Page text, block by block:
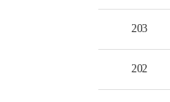
203
202